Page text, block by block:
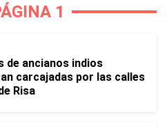
1
de ancianos indios
carcajadas por las calles
Risa